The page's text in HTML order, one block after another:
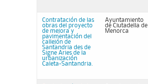
Contratación de las
obras del proyecto
de mejora y
pavimentación del
callejón de
Santandria des de
Signe Aries de la
urbanización
Caleta-Santandria.
Ayuntamiento
de Ciutadella de
Menorca